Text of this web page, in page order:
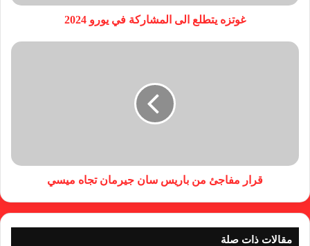
غوتزه يتطلع الى المشاركة في يورو 2024
قرار مفاجئ من باريس سان جيرمان تجاه ميسي
مقالات ذات صلة